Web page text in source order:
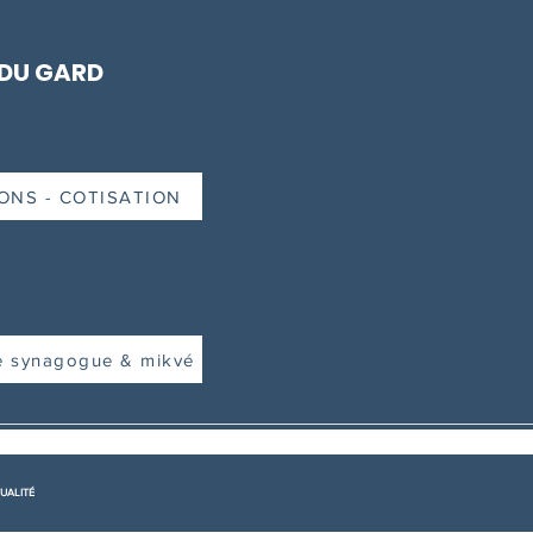
GARD
- COTISATION
synagogue & mikvé